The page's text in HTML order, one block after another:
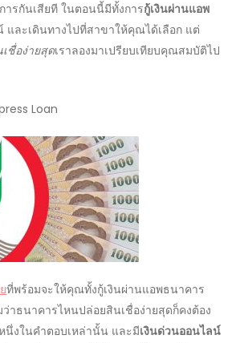
ารกันเสียที ในตอนนี้มีทั้งการกู้เงินผ่านแอพ
และเดินทางไปที่สาขาให้คุณได้เลือก แต่
ชื่อง่ายสุดเราลองมาเปรียบเทียบคุณสมบัติไป
Loan
ที่พร้อมจะให้คุณทั้งกู้เงินผ่านแอพธนาคาร
าธนาคารไหนปล่อยสินเชื่อง่ายสุดก็คงต้อง
นึ่งในคำตอบเหล่านั้น และมีเงินด่วนออนไลน์